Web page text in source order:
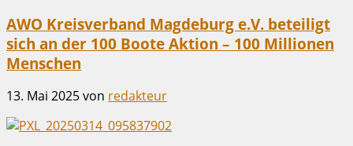
AWO Kreisverband Magdeburg e.V. beteiligt
sich an der 100 Boote Aktion – 100 Millionen
Menschen
13. Mai 2025von redakteur